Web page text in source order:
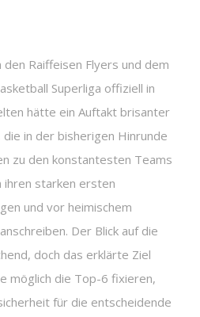
Raiffeisen Flyers und dem
Superliga offiziell in
hätte ein Auftakt brisanter
die in der bisherigen Hinrunde
zu den konstantesten Teams
ihren starken ersten
und vor heimischem
Der Blick auf die
doch das erklärte Ziel
möglich die Top-6 fixieren,
für die entscheidende